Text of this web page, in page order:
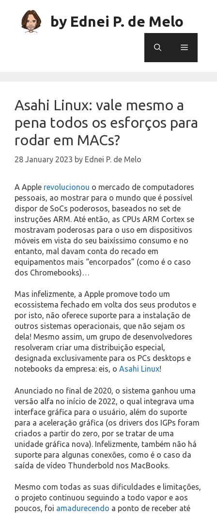
content
by Ednei P. de Melo
Menu
Asahi Linux: vale mesmo a
pena todos os esforços para
rodar em MACs?
28 January 2023 by Ednei P. de Melo
A Apple revolucionou o mercado de computadores
pessoais, ao mostrar para o mundo que é possível
dispor de SoCs poderosos, baseados no set de
instruções ARM. Até então, as CPUs ARM Cortex se
mostravam poderosas para o uso em dispositivos
móveis em vista do seu baixíssimo consumo e no
entanto, mal davam conta do recado em
equipamentos mais “encorpados” (como é o caso
dos Chromebooks)…
Mas infelizmente, a Apple promove todo um
ecossistema fechado em volta dos seus produtos e
por isto, não oferece suporte para a instalação de
outros sistemas operacionais, que não sejam os
dela! Mesmo assim, um grupo de desenvolvedores
resolveram criar uma distribuição especial,
designada exclusivamente para os PCs desktops e
notebooks da empresa: eis, o Asahi Linux!
Anunciado no final de 2020, o sistema ganhou uma
versão alfa no início de 2022, o qual integrava uma
interface gráfica para o usuário, além do suporte
para a aceleração gráfica (os drivers dos IGPs foram
criados a partir do zero, por se tratar de uma
unidade gráfica nova). Infelizmente, também não há
suporte para algunas conexões, como é o caso da
saída de vídeo Thunderbold nos MacBooks.
Mesmo com todas as suas dificuldades e limitações,
o projeto continuou seguindo a todo vapor e aos
poucos, foi amadurecendo a ponto de receber até